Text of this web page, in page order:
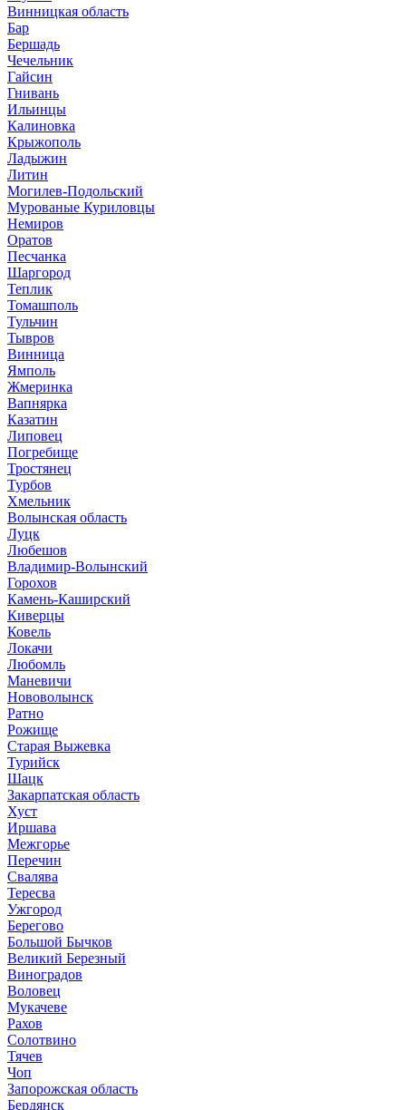
Винницкая область
Бар
Бершадь
Чечельник
Гайсин
Гнивань
Ильинцы
Калиновка
Крыжополь
Ладыжин
Литин
Могилев-Подольский
Мурованые Куриловцы
Немиров
Оратов
Песчанка
Шаргород
Теплик
Томашполь
Тульчин
Тывров
Винница
Ямполь
Жмеринка
Вапнярка
Казатин
Липовец
Погребище
Тростянец
Турбов
Хмельник
Волынская область
Луцк
Любешов
Владимир-Волынский
Горохов
Камень-Каширский
Киверцы
Ковель
Локачи
Любомль
Маневичи
Нововолынск
Ратно
Рожище
Старая Выжевка
Турийск
Шацк
Закарпатская область
Хуст
Иршава
Межгорье
Перечин
Свалява
Тересва
Ужгород
Берегово
Большой Бычков
Великий Березный
Виноградов
Воловец
Мукачеве
Рахов
Солотвино
Тячев
Чоп
Запорожская область
Бердянск